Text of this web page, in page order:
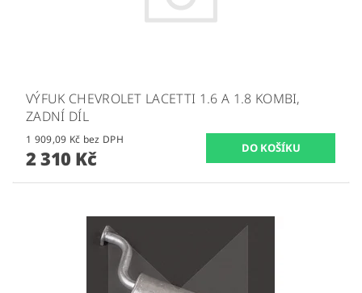
VÝFUK CHEVROLET LACETTI 1.6 A 1.8 KOMBI,
ZADNÍ DÍL
1 909,09 Kč bez DPH
2 310 Kč